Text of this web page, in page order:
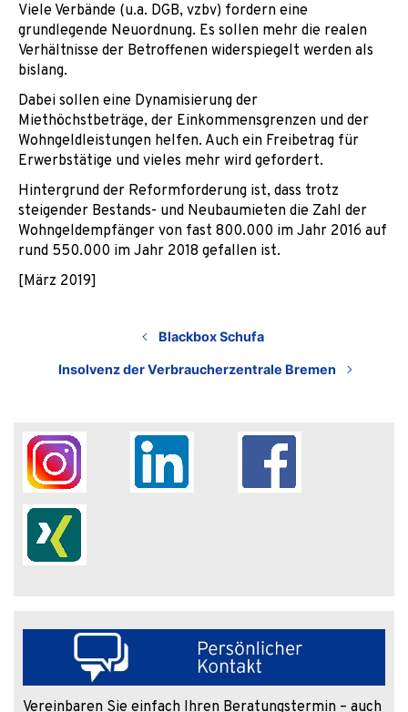
Viele Verbände (u.a. DGB, vzbv) fordern eine
grundlegende Neuordnung. Es sollen mehr die realen
Verhältnisse der Betroffenen widerspiegelt werden als
bislang.
Dabei sollen eine Dynamisierung der
Miethöchstbeträge, der Einkommensgrenzen und der
Wohngeldleistungen helfen. Auch ein Freibetrag für
Erwerbstätige und vieles mehr wird gefordert.
Hintergrund der Reformforderung ist, dass trotz
steigender Bestands- und Neubaumieten die Zahl der
Wohngeldempfänger von fast 800.000 im Jahr 2016 auf
rund 550.000 im Jahr 2018 gefallen ist.
[März 2019]
Blackbox Schufa
Insolvenz der Verbraucherzentrale Bremen
Vereinbaren Sie einfach Ihren Beratungstermin – auch